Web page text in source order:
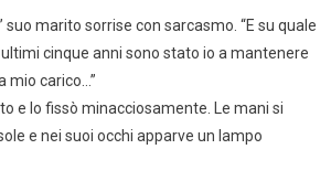
suo marito sorrise con sarcasmo. “E su quale
ultimi cinque anni sono stato io a mantenere
mio carico…”
e lo fissò minacciosamente. Le mani si
e nei suoi occhi apparve un lampo